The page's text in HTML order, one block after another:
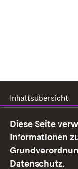
Inhaltsübersicht
Kontakt
Diese Seite
Informationen
Datenschutz.